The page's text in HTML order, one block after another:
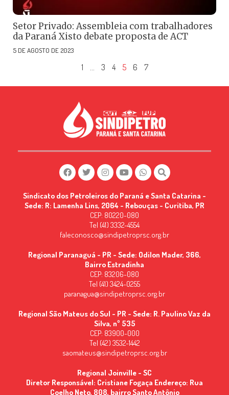
Setor Privado: Assembleia com trabalhadores
da Paraná Xisto debate proposta de ACT
5 DE AGOSTO DE 2023
1 … 3 4 5 6 7
Sindicato dos Petroleiros do Paraná e Santa Catarina -
Sede: R: Lamenha Lins, 2064 - Rebouças - Curitiba, PR
CEP: 80220-080
Tel (41) 3332-4554
faleconosco@sindipetroprsc.org.br
Regional Paranaguá - PR - Sede: Odilon Mader, 366,
Bairro Estradinha
CEP: 83206-080
Tel (41) 3424-0255
paranagua@sindipetroprsc.org.br
Regional São Mateus do Sul - PR - Sede: R. Paulino Vaz da
Silva, nº 535
CEP: 83900-000
Tel (42) 3532-1442
saomateus@sindipetroprsc.org.br
Regional Joinville - SC
Diretor Responsável: Cristiane Fogaça Endereço: Rua
Coelho Neto, 808, bairro Santo Antônio